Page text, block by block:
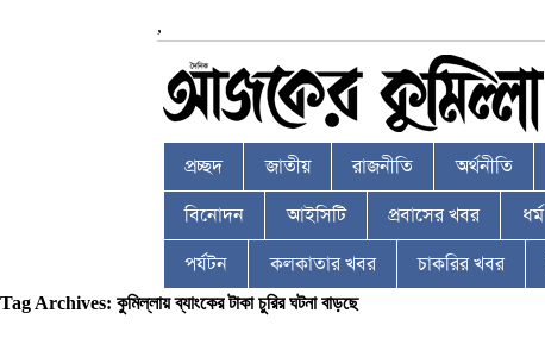
,
প্রচ্ছদ জাতীয় রাজনীতি অর্থনীতি
বিনোদন আইসিটি প্রবাসের খবর ধর্ম
পর্যটন কলকাতার খবর চাকরির খবর
Tag Archives: কুমিল্লায় ব্যাংকের টাকা চুরির ঘটনা বাড়ছে